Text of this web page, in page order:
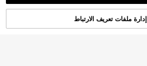
أضف إلى عربة التسوق بنجاح
إدارة ملفات تعريف الارتباط